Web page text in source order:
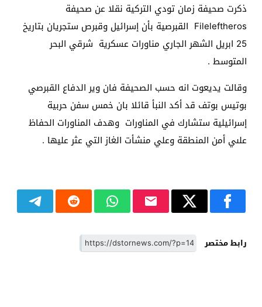
ذكرت صحيفة زمان تودي التركية نقلا عن صحيفة
Fileleftheros القبرصية بأن إسرائيل وقبرص ستجريان بتاريخ
25 ابريل الشهر الجاري مناورات عسكرية شرقي البحر
المتوسط .
وقالت يديعوت انه حسب الصحيفة فان وير الدفاع القبرصي
بوتيس بوتف قد أكد النبأ قائلا بان خمس سفن حربية
إسرائيلية ستشارك في المناورات وهدف المناورات الحفاظ
علىي أمن المنطقة وعلي منشأت الغاز التي عثر عليها .
رابط مختصر